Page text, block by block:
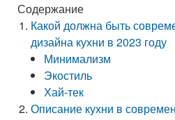
Содержание
Какой должна быть
дизайна кухни в 2023 году
Минимализм
Экостиль
Хай-тек
Описание кухни в